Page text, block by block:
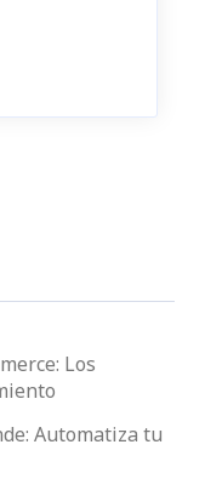
Los
Automatiza tu